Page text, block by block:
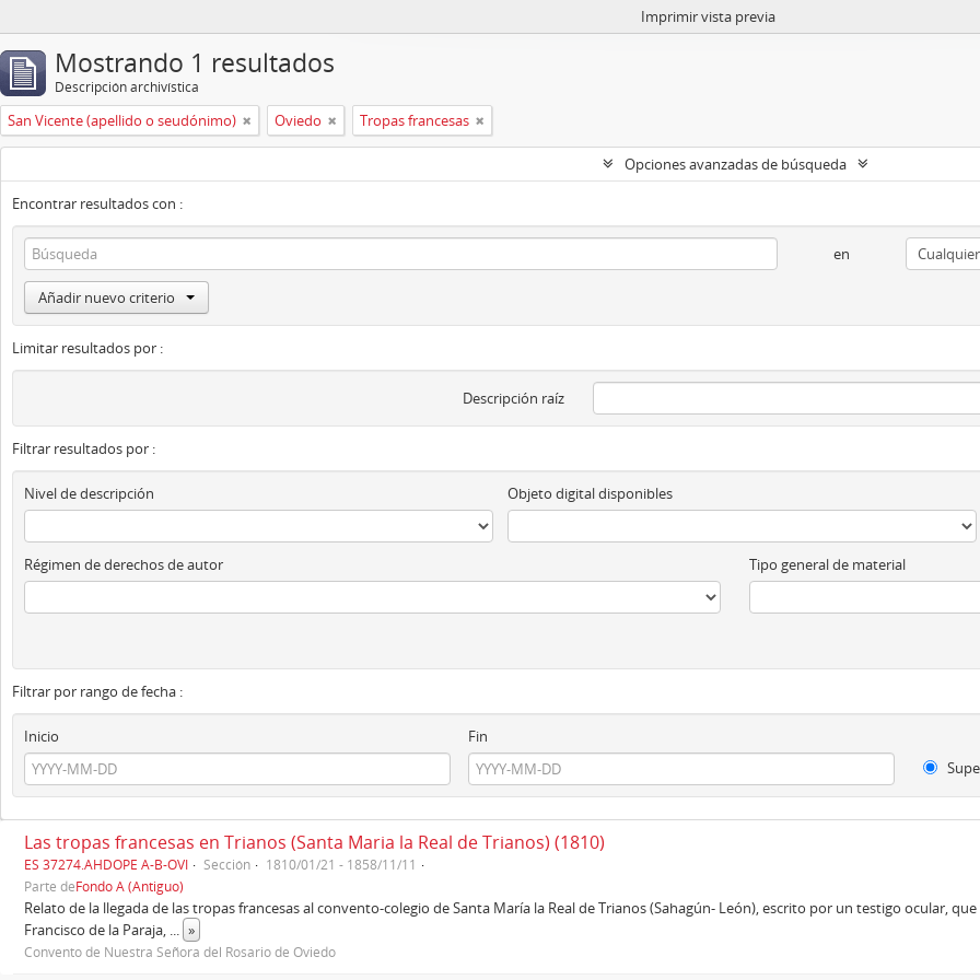
Imprimir vista previa
Mostrando 1 resultados
Descripción archivística
San Vicente (apellido o seudónimo) Oviedo Tropas francesas
Opciones avanzadas de búsqueda
Encontrar resultados con :
en
Añadir nuevo criterio
Limitar resultados por :
Descripción raíz
Filtrar resultados por :
Nivel de descripción Objeto digital disponibles
Régimen de derechos de autor Tipo general de material
Filtrar por rango de fecha :
Inicio
Fin
Las tropas francesas en Trianos (Santa Maria la Real de Trianos) (1810)
ES 37274.AHDOPE A-B-OVI Sección
1810/01/21 - 1858/11/11
Parte deFondo A (Antiguo)
Relato de la llegada de las tropas francesas al convento-colegio de Santa María la Real de Trianos (Sahagún- León), escrito por un testigo ocular,
Francisco de la Paraja, ... »
Convento de Nuestra Señora del Rosario de Oviedo